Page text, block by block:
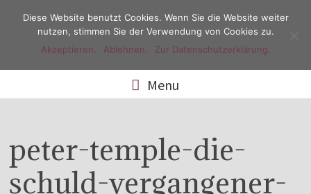
Menu
peter-temple-die-
schuld-vergangener-
Diese Website benutzt Cookies. Wenn Sie die Website weiter
nutzen, stimmen Sie der Verwendung von Cookies zu.
Akzeptieren.
Ablehnen. Zur Datenschutzerklärung.